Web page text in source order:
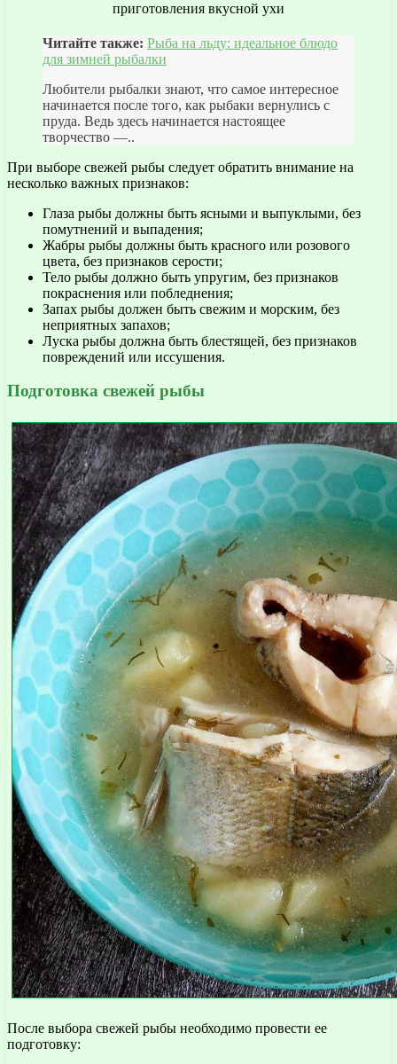
Читайте также: Рыба на льду: идеальное блюдо
для зимней рыбалки
Любители рыбалки знают, что самое интересное
начинается после того, как рыбаки вернулись с
пруда. Ведь здесь начинается настоящее
творчество —..
При выборе свежей рыбы следует обратить внимание на
несколько важных признаков:
Глаза рыбы должны быть ясными и выпуклыми, без
помутнений и выпадения;
Жабры рыбы должны быть красного или розового
цвета, без признаков серости;
Тело рыбы должно быть упругим, без признаков
покраснения или побледнения;
Запах рыбы должен быть свежим и морским, без
неприятных запахов;
Луска рыбы должна быть блестящей, без признаков
повреждений или иссушения.
Подготовка свежей рыбы
После выбора свежей рыбы необходимо провести ее
подготовку: